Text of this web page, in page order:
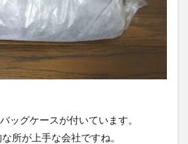
ッグケースが付いています。
所が上手な会社ですね。